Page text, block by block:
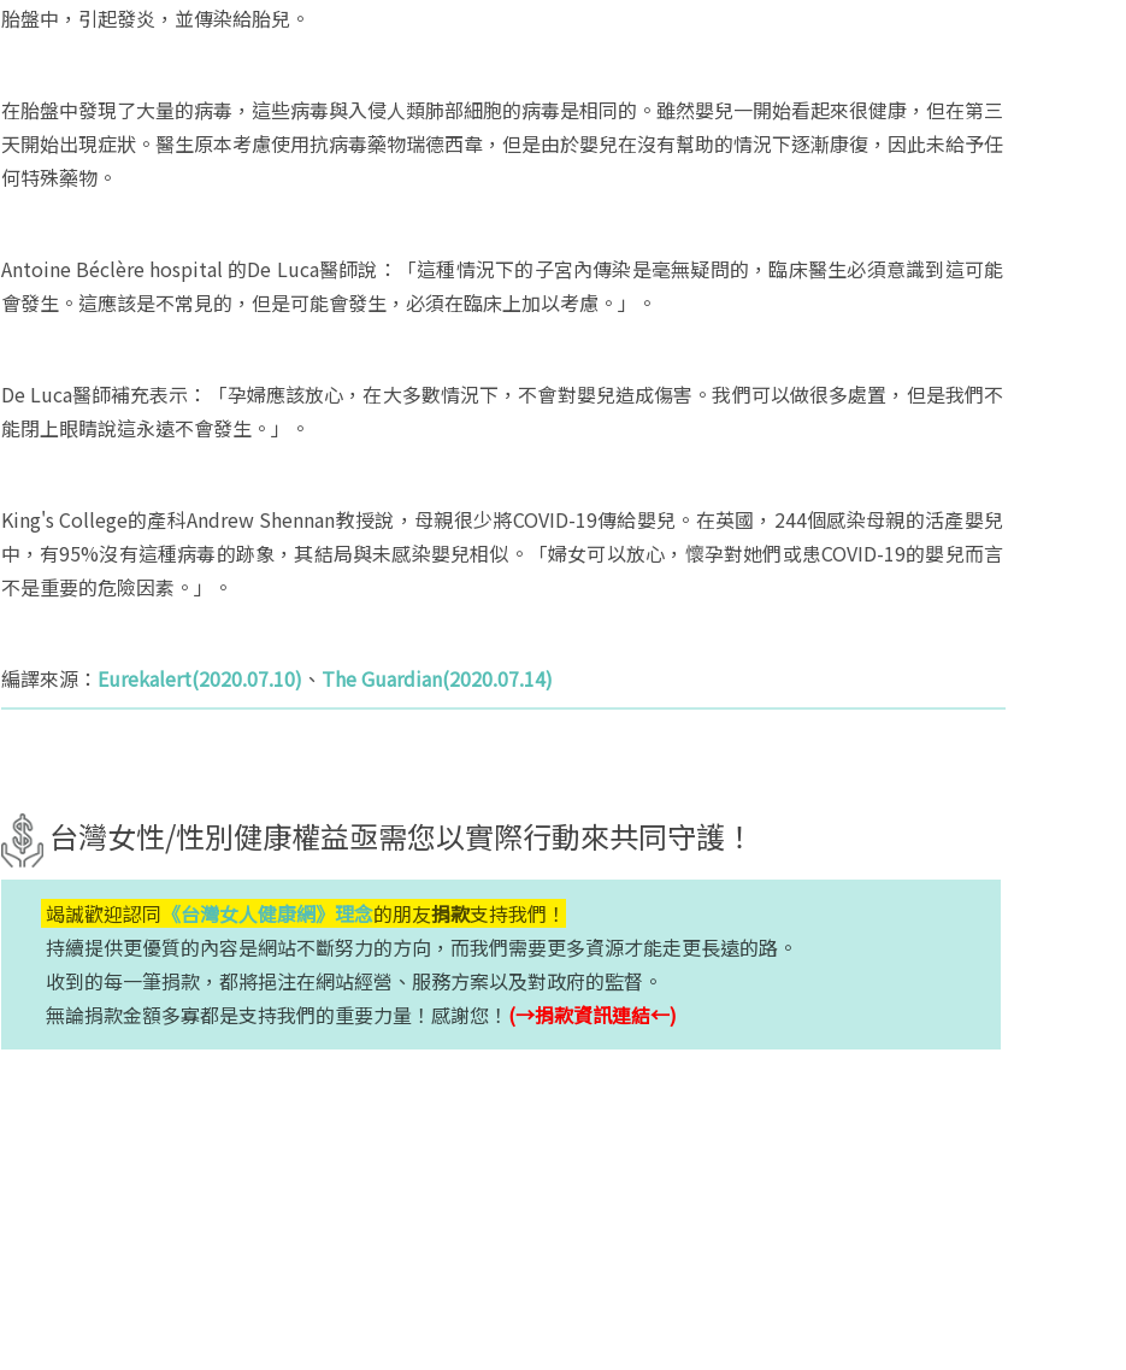
胎盤中，引起發炎，並傳染給胎兒。
在胎盤中發現了大量的病毒，這些病毒與入侵人類肺部細胞的病毒是相同的。雖然嬰兒一開始看起來很健康，但在第三
天開始出現症狀。醫生原本考慮使用抗病毒藥物瑞德西韋，但是由於嬰兒在沒有幫助的情況下逐漸康復，因此未給予任
何特殊藥物。
Antoine Béclère hospital 的De Luca醫師說：「這種情況下的子宮內傳染是毫無疑問的，臨床醫生必須意識到這可能
會發生。這應該是不常見的，但是可能會發生，必須在臨床上加以考慮。」。
De Luca醫師補充表示：「孕婦應該放心，在大多數情況下，不會對嬰兒造成傷害。我們可以做很多處置，但是我們不
能閉上眼睛說這永遠不會發生。」。
King's College的產科Andrew Shennan教授說，母親很少將COVID-19傳給嬰兒。在英國，244個感染母親的活產嬰兒
中，有95%沒有這種病毒的跡象，其結局與未感染嬰兒相似。「婦女可以放心，懷孕對她們或患COVID-19的嬰兒而言
不是重要的危險因素。」。
編譯來源： Eurekalert(2020.07.10) 、 The Guardian(2020.07.14)
台灣女性/性別健康權益亟需您以實際行動來共同守護！
竭誠歡迎認同 《台灣女人健康網》理念的朋友捐款支持我們！
持續提供更優質的內容是網站不斷努力的方向，而我們需要更多資源才能走更長遠的路。
收到的每一筆捐款，都將挹注在網站經營、服務方案以及對政府的監督。
無論捐款金額多寡都是支持我們的重要力量！感謝您！ (→捐款資訊連結←)